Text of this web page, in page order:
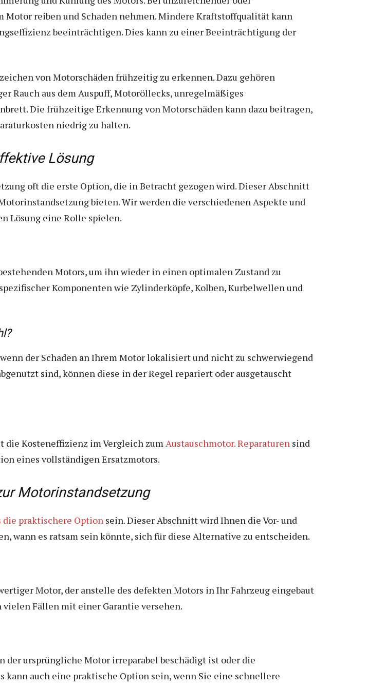
reiben und Schaden nehmen. Mindere Kraftstoffqualität kann
beeinträchtigen. Dies kann zu einer Beeinträchtigung der
von Motorschäden frühzeitig zu erkennen. Dazu gehören
Rauch aus dem Auspuff, Motoröllecks, unregelmäßiges
Die frühzeitige Erkennung von Motorschäden kann dazu beitragen,
niedrig zu halten.
Lösung
oft die erste Option, die in Betracht gezogen wird. Dieser Abschnitt
bieten. Wir werden die verschiedenen Aspekte und
Lösung eine Rolle spielen.
Motors, um ihn wieder in einen optimalen Zustand zu
Komponenten wie Zylinderköpfe, Kolben, Kurbelwellen und
der Schaden an Ihrem Motor lokalisiert und nicht zu schwerwiegend
sind, können diese in der Regel repariert oder ausgetauscht
Kosteneffizienz im Vergleich zumAustauschmotor. Reparaturen sind
eines vollständigen Ersatzmotors.
Motorinstandsetzung
die praktischere Option sein. Dieser Abschnitt wird Ihnen die Vor- und
wann es ratsam sein könnte, sich für diese Alternative zu entscheiden.
Motor, der anstelle des defekten Motors in Ihr Fahrzeug eingebaut
Fällen mit einer Garantie versehen.
ursprüngliche Motor irreparabel beschädigt ist oder die
kann auch eine praktische Option sein, wenn Sie eine schnellere